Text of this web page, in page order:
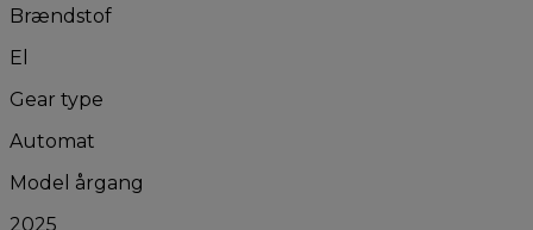
Brændstof
El
Gear type
Automat
Model årgang
2025